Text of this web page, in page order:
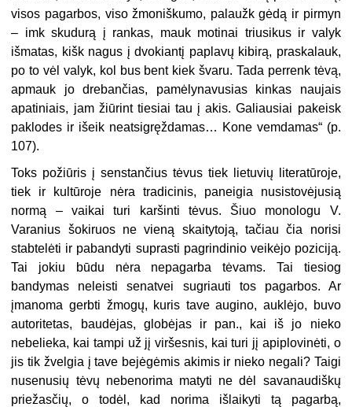
visos pagarbos, viso žmoniškumo, palaužk gėdą ir pirmyn
– imk skudurą į rankas, mauk motinai triusikus ir valyk
išmatas, kišk nagus į dvokiantį paplavų kibirą, praskalauk,
po to vėl valyk, kol bus bent kiek švaru. Tada perrenk tėvą,
apmauk jo drebančias, pamėlynavusias kinkas naujais
apatiniais, jam žiūrint tiesiai tau į akis. Galiausiai pakeisk
paklodes ir išeik neatsigręždamas… Kone vemdamas“ (p.
107).
Toks požiūris į senstančius tėvus tiek lietuvių literatūroje,
tiek ir kultūroje nėra tradicinis, paneigia nusistovėjusią
normą – vaikai turi karšinti tėvus. Šiuo monologu V.
Varanius šokiruos ne vieną skaitytoją, tačiau čia norisi
stabtelėti ir pabandyti suprasti pagrindinio veikėjo poziciją.
Tai jokiu būdu nėra nepagarba tėvams. Tai tiesiog
bandymas neleisti senatvei sugriauti tos pagarbos. Ar
įmanoma gerbti žmogų, kuris tave augino, auklėjo, buvo
autoritetas, baudėjas, globėjas ir pan., kai iš jo nieko
nebelieka, kai tampi už jį viršesnis, kai turi jį apiplovinėti, o
jis tik žvelgia į tave bejėgėmis akimis ir nieko negali? Taigi
nusenusių tėvų nebenorima matyti ne dėl savanaudiškų
priežasčių, o todėl, kad norima išlaikyti tą pagarbą,